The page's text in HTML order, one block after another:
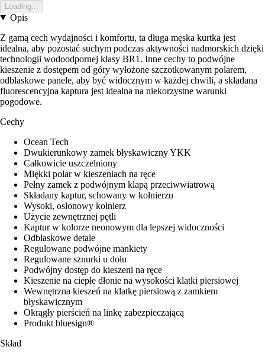
Loading...
Opis
Z gamą cech wydajności i komfortu, ta długa męska kurtka jest
idealna, aby pozostać suchym podczas aktywności nadmorskich dzięki
technologii wodoodpornej klasy BR1. Inne cechy to podwójne
kieszenie z dostępem od góry wyłożone szczotkowanym polarem,
odblaskowe panele, aby być widocznym w każdej chwili, a składana
fluorescencyjna kaptura jest idealna na niekorzystne warunki
pogodowe.
Cechy
Ocean Tech
Dwukierunkowy zamek błyskawiczny YKK
Całkowicie uszczelniony
Miękki polar w kieszeniach na ręce
Pełny zamek z podwójnym klapą przeciwwiatrową
Składany kaptur, schowany w kołnierzu
Wysoki, osłonowy kołnierz
Użycie zewnętrznej pętli
Kaptur w kolorze neonowym dla lepszej widoczności
Odblaskowe detale
Regulowane podwójne mankiety
Regulowane sznurki u dołu
Podwójny dostęp do kieszeni na ręce
Kieszenie na ciepłe dłonie na wysokości klatki piersiowej
Wewnętrzna kieszeń na klatkę piersiową z zamkiem
błyskawicznym
Okrągły pierścień na linkę zabezpieczającą
Produkt bluesign®
Skład